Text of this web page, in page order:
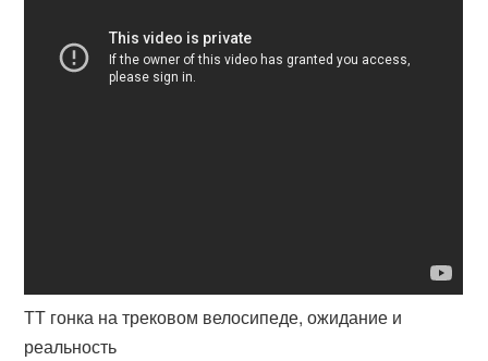
ТТ гонка на трековом велосипеде, ожидание и
реальность